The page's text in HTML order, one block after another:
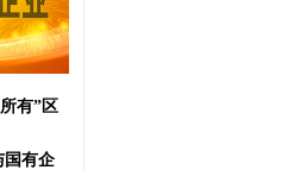
有”区
国有企